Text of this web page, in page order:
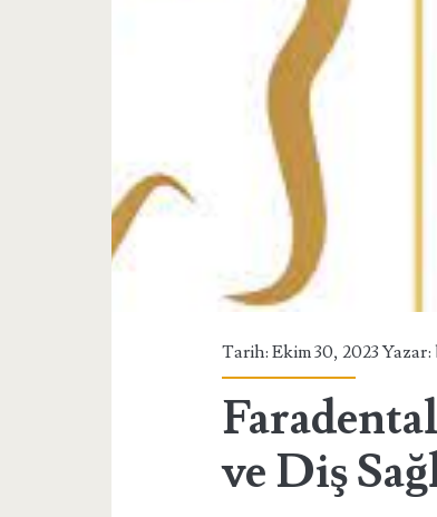
Sağlığı
Merkezi</span>
Tarih: Ekim 30, 2023 Yazar:
ve Diş